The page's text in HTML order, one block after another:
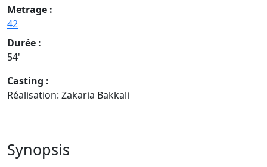
Metrage :
42
Durée :
54'
Casting :
Réalisation: Zakaria Bakkali
Synopsis